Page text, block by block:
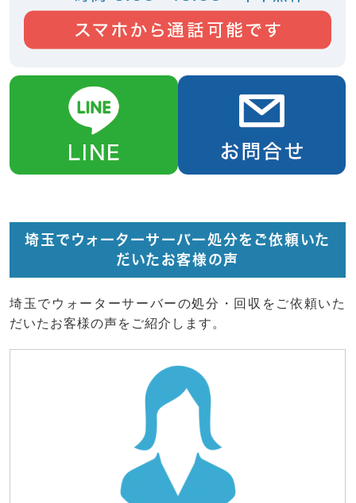
埼玉でウォーターサーバー処分をご依頼いた
だいたお客様の声
埼玉でウォーターサーバーの処分・回収をご依頼いた
だいたお客様の声をご紹介します。